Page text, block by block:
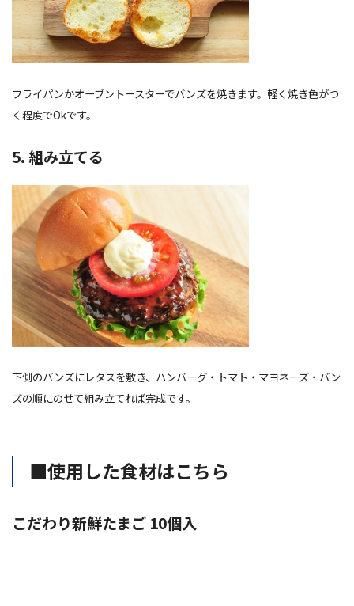
フライパンかオーブントースターでバンズを焼きます。軽く焼き色がつ
く程度でOkです。
5. 組み立てる
下側のバンズにレタスを敷き、ハンバーグ・トマト・マヨネーズ・バン
ズの順にのせて組み立てれば完成です。
■使用した食材はこちら
こだわり新鮮たまご 10個入